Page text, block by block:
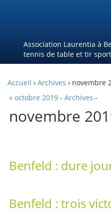
Association Laurentia à
tennis de table et tir
Accueil › Archives › novembre
« octobre 2019- Archives -
novembre
Benfeld : dure
Benfeld : trois